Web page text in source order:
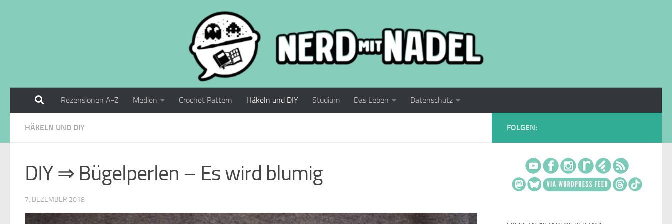
Rezensionen A-Z Medien Crochet Pattern Häkeln und DIY Studium Das Leben Datenschutz
HÄKELN UND DIY
DIY ⇒ Bügelperlen – Es wird blumig
7. DEZEMBER 2018
FOLGEN: